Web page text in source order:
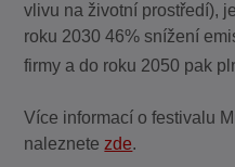
vlivu na životní prostředí),
roku 2030 46% snížení
firmy a do roku 2050 pak
Více informací o festivalu
naleznete zde.